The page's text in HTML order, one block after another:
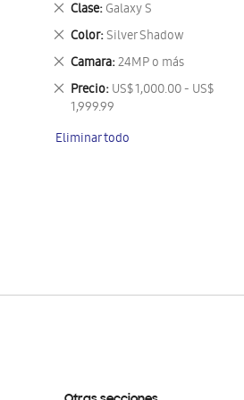
Clase Galaxy S
Eliminar
este
artículo
Color Silver Shadow
Eliminar
este
artículo
Camara 24MP o más
Eliminar
este
artículo
Precio US$ 1,000.00 - US$
1,999.99
Eliminar
este
Eliminar todo